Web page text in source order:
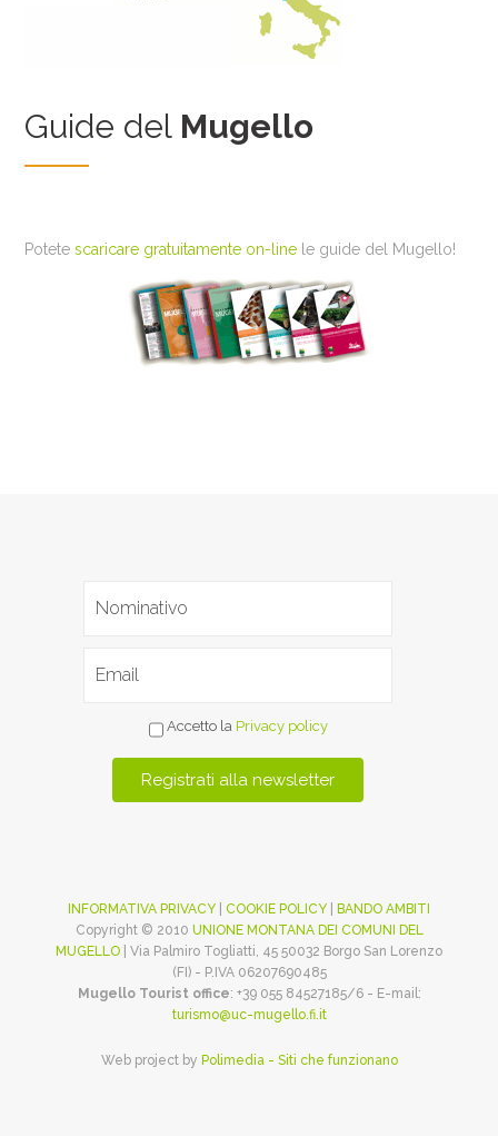
Guide del Mugello
Potetescaricare gratuitamente on-line le guide del Mugello!
Accetto la Privacy policy
INFORMATIVA PRIVACY COOKIE POLICY
BANDO AMBITI
Copyright © 2010 UNIONE MONTANA DEI COMUNI DEL
MUGELLO | Via Palmiro Togliatti, 45 50032 Borgo San Lorenzo
(FI) - P.IVA 06207690485
Mugello Tourist office: +39 055 84527185/6 - E-mail:
turismo@uc-mugello.fi.it
Web project by Polimedia - Siti che funzionano